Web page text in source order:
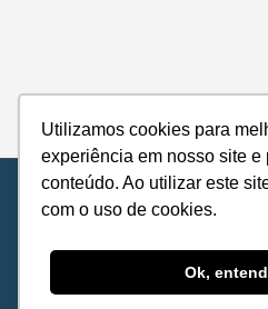
Utilizamos cookies para
experiência em nosso site e
conteúdo. Ao utilizar este
com o uso de cookies.
Ok,
© Copyright 2012 -|
de
METROPOLITAN